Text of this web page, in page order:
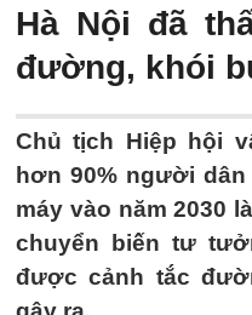
Hà Nội đã
đường, khói
Chủ tịch Hiệp hội
hơn 90% người
máy vào năm 2030
chuyển biến tư
được cảnh tắc